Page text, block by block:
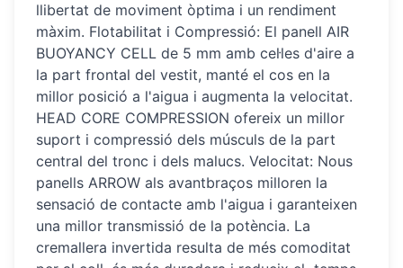
llibertat de moviment òptima i un rendiment
màxim. Flotabilitat i Compressió: El panell AIR
BUOYANCY CELL de 5 mm amb cel·les d'aire a
la part frontal del vestit, manté el cos en la
millor posició a l'aigua i augmenta la velocitat.
HEAD CORE COMPRESSION ofereix un millor
suport i compressió dels músculs de la part
central del tronc i dels malucs. Velocitat: Nous
panells ARROW als avantbraços milloren la
sensació de contacte amb l'aigua i garanteixen
una millor transmissió de la potència. La
cremallera invertida resulta de més comoditat